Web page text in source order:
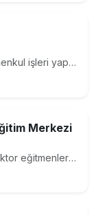
Diyarbakır genelinde emlak gayrimenkul işleri yapılır size daha iyi hizmet sunabilmek için iletişime geçin
Merkezi
Sarya İlkyardım Eğitim Merkezi, Doktor eğitmenleriyle “Bilinçli İlkyardım Hayat Kurtarır” sloganıyla eğitimlerine devam etmektedir. İlkyardım eğitim merkezimiz zengin eğitim materyali ve ferah ortamıyla sıcak ve interaktif bir eğitim atmosferini katılımcılarına sunmaktadır. Bizleri tercih ettiğiniz